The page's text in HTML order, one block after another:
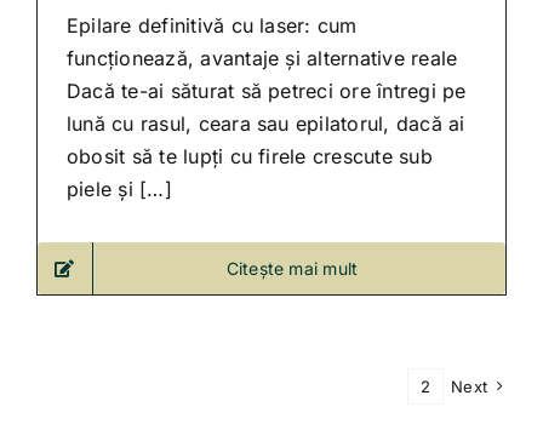
Epilare definitivă cu laser: cum
funcționează, avantaje și alternative reale
Dacă te-ai săturat să petreci ore întregi pe
lună cu rasul, ceara sau epilatorul, dacă ai
obosit să te lupți cu firele crescute sub
piele și […]
Citește mai mult
2 Next